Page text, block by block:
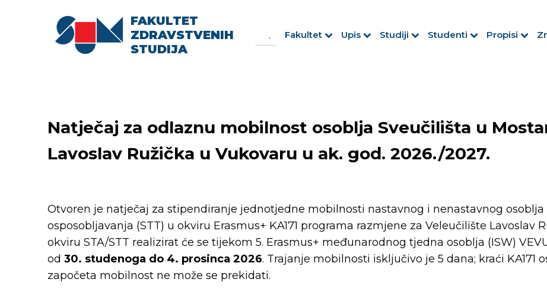
FAKULTET
ZDRAVSTVENIH
STUDIJA
for:
Fakultet Upis Studiji Studenti Propisi
Natječaj za odlaznu mobilnost osoblja Sveučilišta u
Lavoslav Ružička u Vukovaru u ak. god. 2026./2027.
Otvoren je natječaj za stipendiranje jednotjedne mobilnosti nastavnog i nenastavnog osoblja
osposobljavanja (STT) u okviru Erasmus+ KA171 programa razmjene za Veleučilište Lavoslav
okviru STA/STT realizirat će se tijekom 5. Erasmus+ međunarodnog tjedna osoblja (ISW)
od 30. studenoga do 4. prosinca 2026. Trajanje mobilnosti isključivo je 5 dana; kraći KA171
započeta mobilnost ne može se prekidati.